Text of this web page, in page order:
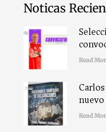
Noticas
Read
nuevo
Read